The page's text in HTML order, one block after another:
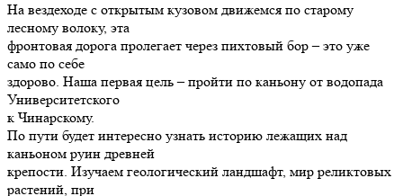
На вездеходе с открытым кузовом движемся по старому
лесному волоку, эта
фронтовая дорога пролегает через пихтовый бор – это уже
само по себе
здорово. Наша первая цель – пройти по каньону от водопада
Университетского
к Чинарскому.
По пути будет интересно узнать историю лежащих над
каньоном руин древней
крепости. Изучаем геологический ландшафт, мир реликтовых
растений, при